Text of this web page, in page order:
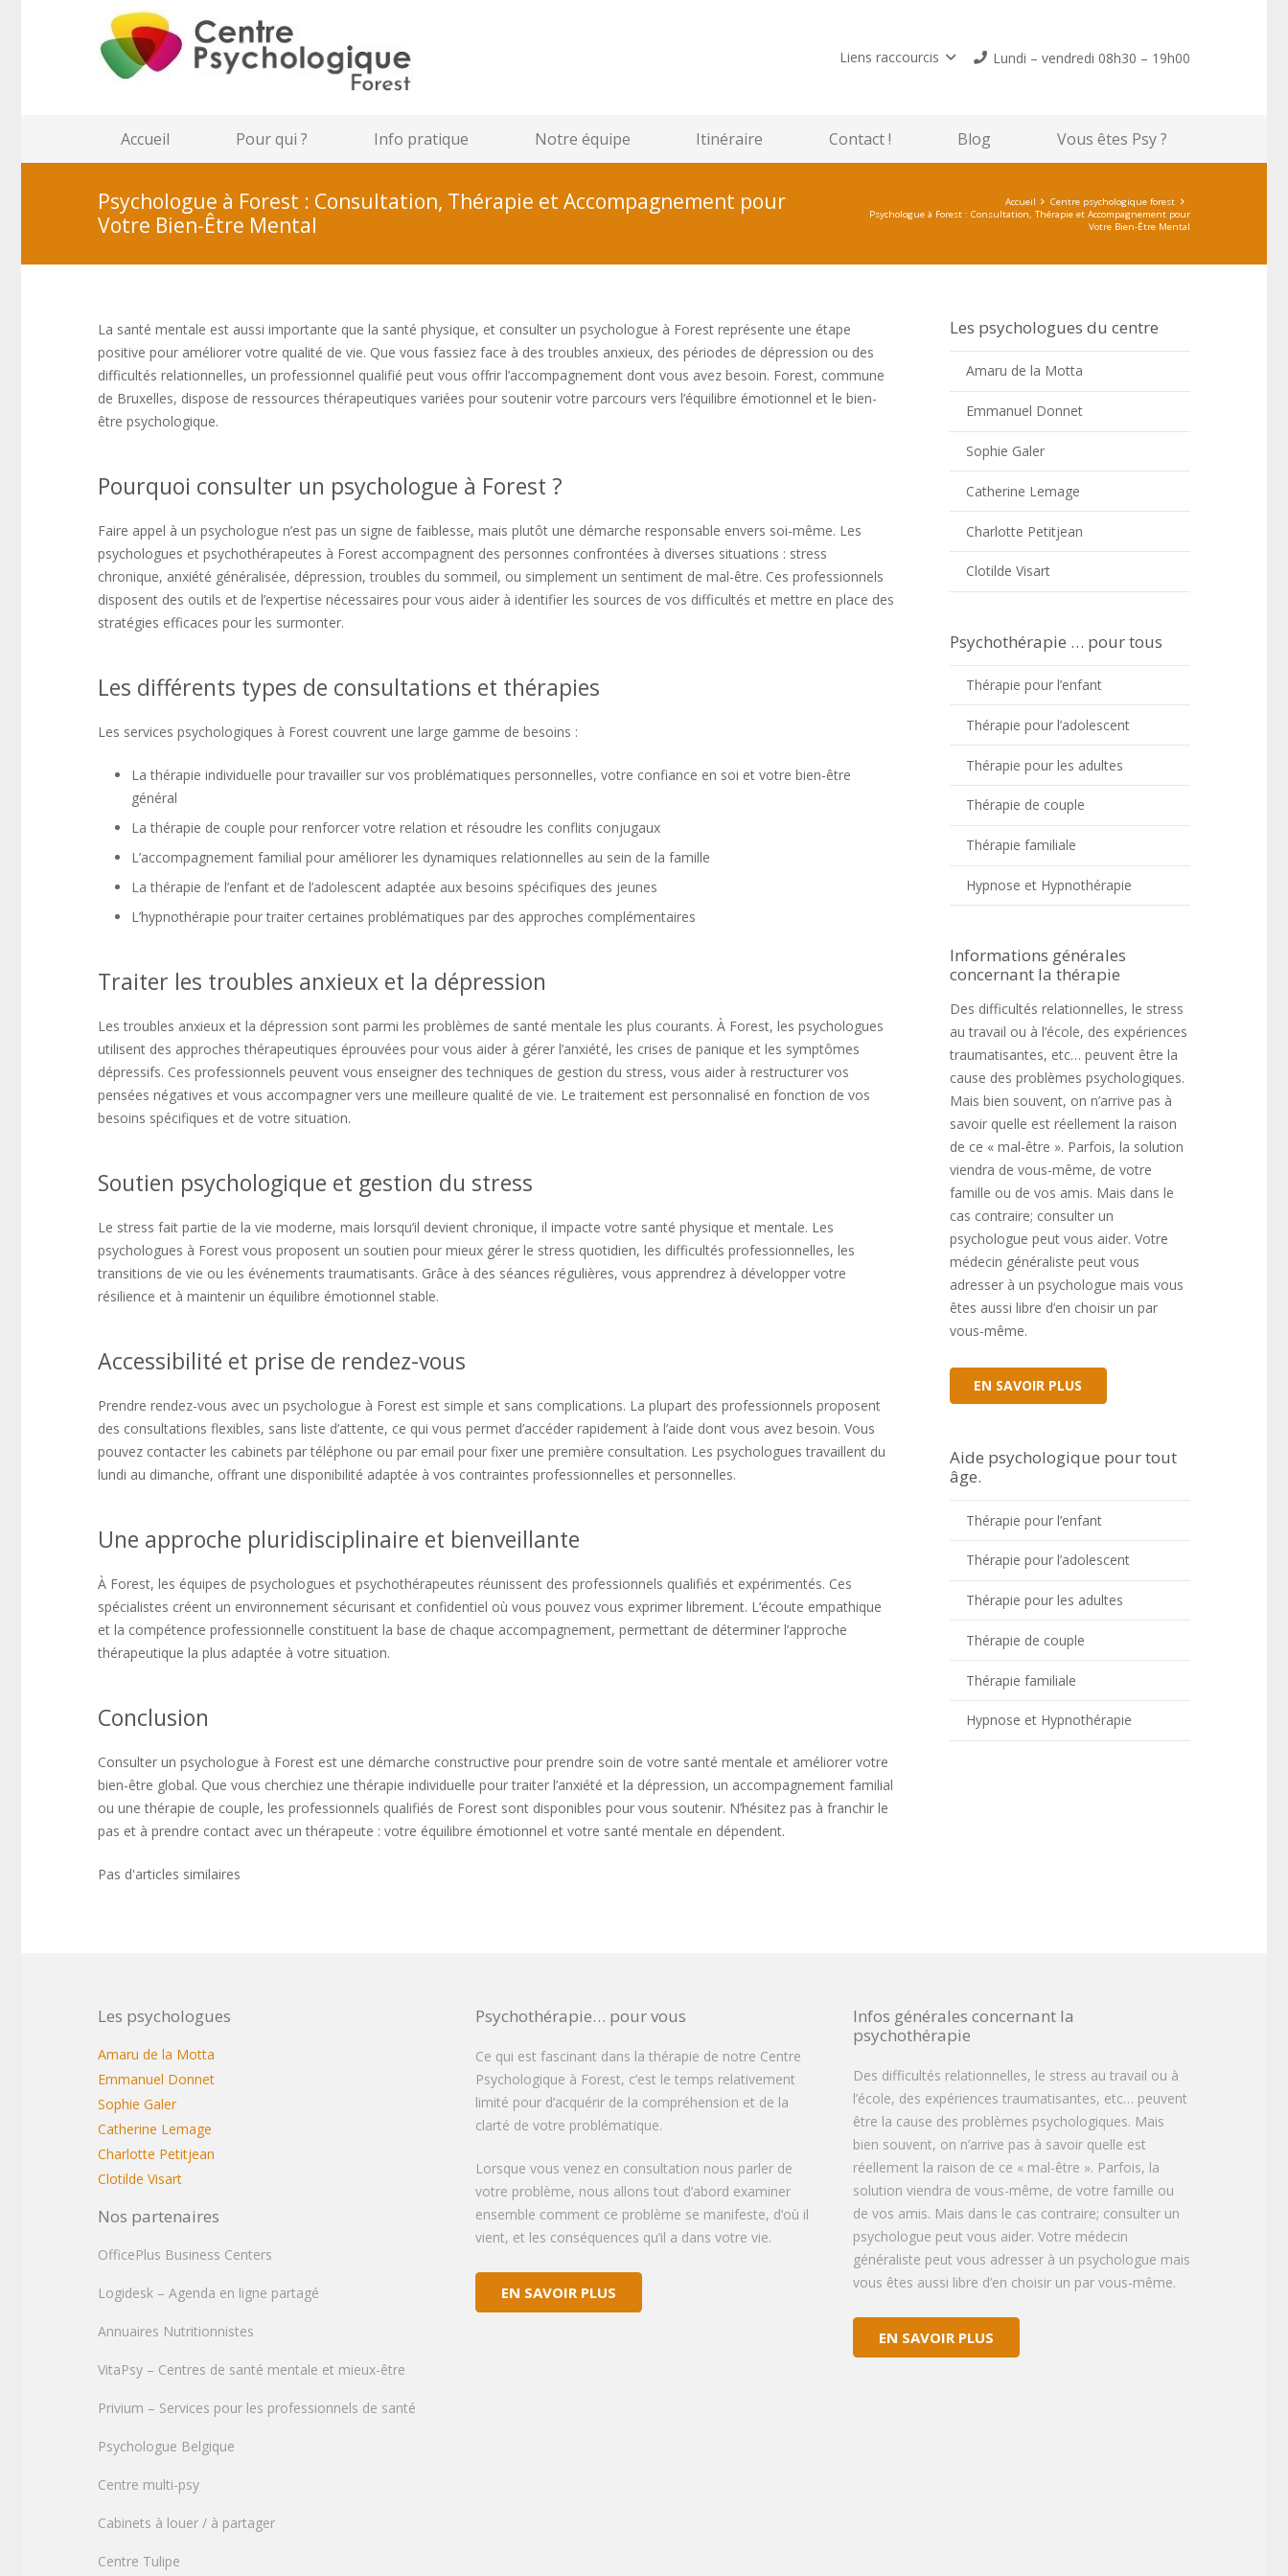
Liens raccourcis Lundi – vendredi 08h30 – 19h00
Accueil Pour qui ? Info pratique Notre équipe Itinéraire Contact ! Blog Vous êtes Psy ?
Psychologue à Forest : Consultation, Thérapie et Accompagnement pour
Votre Bien-Être Mental
Accueil
Centre psychologique forest
Psychologue à Forest : Consultation, Thérapie et Accompagnement pour
Votre Bien-Être Mental
La santé mentale est aussi importante que la santé physique, et consulter un psychologue à Forest représente une étape
positive pour améliorer votre qualité de vie. Que vous fassiez face à des troubles anxieux, des périodes de dépression ou des
difficultés relationnelles, un professionnel qualifié peut vous offrir l’accompagnement dont vous avez besoin. Forest, commune
de Bruxelles, dispose de ressources thérapeutiques variées pour soutenir votre parcours vers l’équilibre émotionnel et le bien-
être psychologique.
Pourquoi consulter un psychologue à Forest ?
Faire appel à un psychologue n’est pas un signe de faiblesse, mais plutôt une démarche responsable envers soi-même. Les
psychologues et psychothérapeutes à Forest accompagnent des personnes confrontées à diverses situations : stress
chronique, anxiété généralisée, dépression, troubles du sommeil, ou simplement un sentiment de mal-être. Ces professionnels
disposent des outils et de l’expertise nécessaires pour vous aider à identifier les sources de vos difficultés et mettre en place des
stratégies efficaces pour les surmonter.
Les différents types de consultations et thérapies
Les services psychologiques à Forest couvrent une large gamme de besoins :
La thérapie individuelle pour travailler sur vos problématiques personnelles, votre confiance en soi et votre bien-être
général
La thérapie de couple pour renforcer votre relation et résoudre les conflits conjugaux
L’accompagnement familial pour améliorer les dynamiques relationnelles au sein de la famille
La thérapie de l’enfant et de l’adolescent adaptée aux besoins spécifiques des jeunes
L’hypnothérapie pour traiter certaines problématiques par des approches complémentaires
Traiter les troubles anxieux et la dépression
Les troubles anxieux et la dépression sont parmi les problèmes de santé mentale les plus courants. À Forest, les psychologues
utilisent des approches thérapeutiques éprouvées pour vous aider à gérer l’anxiété, les crises de panique et les symptômes
dépressifs. Ces professionnels peuvent vous enseigner des techniques de gestion du stress, vous aider à restructurer vos
pensées négatives et vous accompagner vers une meilleure qualité de vie. Le traitement est personnalisé en fonction de vos
besoins spécifiques et de votre situation.
Soutien psychologique et gestion du stress
Le stress fait partie de la vie moderne, mais lorsqu’il devient chronique, il impacte votre santé physique et mentale. Les
psychologues à Forest vous proposent un soutien pour mieux gérer le stress quotidien, les difficultés professionnelles, les
transitions de vie ou les événements traumatisants. Grâce à des séances régulières, vous apprendrez à développer votre
résilience et à maintenir un équilibre émotionnel stable.
Accessibilité et prise de rendez-vous
Prendre rendez-vous avec un psychologue à Forest est simple et sans complications. La plupart des professionnels proposent
des consultations flexibles, sans liste d’attente, ce qui vous permet d’accéder rapidement à l’aide dont vous avez besoin. Vous
pouvez contacter les cabinets par téléphone ou par email pour fixer une première consultation. Les psychologues travaillent du
lundi au dimanche, offrant une disponibilité adaptée à vos contraintes professionnelles et personnelles.
Une approche pluridisciplinaire et bienveillante
À Forest, les équipes de psychologues et psychothérapeutes réunissent des professionnels qualifiés et expérimentés. Ces
spécialistes créent un environnement sécurisant et confidentiel où vous pouvez vous exprimer librement. L’écoute empathique
et la compétence professionnelle constituent la base de chaque accompagnement, permettant de déterminer l’approche
thérapeutique la plus adaptée à votre situation.
Conclusion
Consulter un psychologue à Forest est une démarche constructive pour prendre soin de votre santé mentale et améliorer votre
bien-être global. Que vous cherchiez une thérapie individuelle pour traiter l’anxiété et la dépression, un accompagnement familial
ou une thérapie de couple, les professionnels qualifiés de Forest sont disponibles pour vous soutenir. N’hésitez pas à franchir le
pas et à prendre contact avec un thérapeute : votre équilibre émotionnel et votre santé mentale en dépendent.
Pas d'articles similaires
Les psychologues du centre
Amaru de la Motta
Emmanuel Donnet
Sophie Galer
Catherine Lemage
Charlotte Petitjean
Clotilde Visart
Psychothérapie … pour tous
Thérapie pour l’enfant
Thérapie pour l’adolescent
Thérapie pour les adultes
Thérapie de couple
Thérapie familiale
Hypnose et Hypnothérapie
Informations générales
concernant la thérapie
Des difficultés relationnelles, le stress
au travail ou à l’école, des expériences
traumatisantes, etc… peuvent être la
cause des problèmes psychologiques.
Mais bien souvent, on n’arrive pas à
savoir quelle est réellement la raison
de ce « mal-être ». Parfois, la solution
viendra de vous-même, de votre
famille ou de vos amis. Mais dans le
cas contraire; consulter un
psychologue peut vous aider. Votre
médecin généraliste peut vous
adresser à un psychologue mais vous
êtes aussi libre d’en choisir un par
vous-même.
EN SAVOIR PLUS
Aide psychologique pour tout
âge.
Thérapie pour l’enfant
Thérapie pour l’adolescent
Thérapie pour les adultes
Thérapie de couple
Thérapie familiale
Hypnose et Hypnothérapie
Les psychologues
Amaru de la Motta
Emmanuel Donnet
Sophie Galer
Catherine Lemage
Charlotte Petitjean
Clotilde Visart
Nos partenaires
OfficePlus Business Centers
Logidesk – Agenda en ligne partagé
Annuaires Nutritionnistes
VitaPsy – Centres de santé mentale et mieux-être
Privium – Services pour les professionnels de santé
Psychologue Belgique
Centre multi-psy
Cabinets à louer / à partager
Centre Tulipe
Psychothérapie… pour vous
Ce qui est fascinant dans la thérapie de notre Centre
Psychologique à Forest, c’est le temps relativement
limité pour d’acquérir de la compréhension et de la
clarté de votre problématique.
Lorsque vous venez en consultation nous parler de
votre problème, nous allons tout d’abord examiner
ensemble comment ce problème se manifeste, d’où il
vient, et les conséquences qu’il a dans votre vie.
EN SAVOIR PLUS
Infos générales concernant la
psychothérapie
Des difficultés relationnelles, le stress au travail ou à
l’école, des expériences traumatisantes, etc… peuvent
être la cause des problèmes psychologiques. Mais
bien souvent, on n’arrive pas à savoir quelle est
réellement la raison de ce « mal-être ». Parfois, la
solution viendra de vous-même, de votre famille ou
de vos amis. Mais dans le cas contraire; consulter un
psychologue peut vous aider. Votre médecin
généraliste peut vous adresser à un psychologue mais
vous êtes aussi libre d’en choisir un par vous-même.
EN SAVOIR PLUS